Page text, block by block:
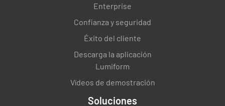
Enterprise
Confianza y seguridad
Éxito del cliente
Descarga la aplicación
Lumiform
Vídeos de demostración
Soluciones